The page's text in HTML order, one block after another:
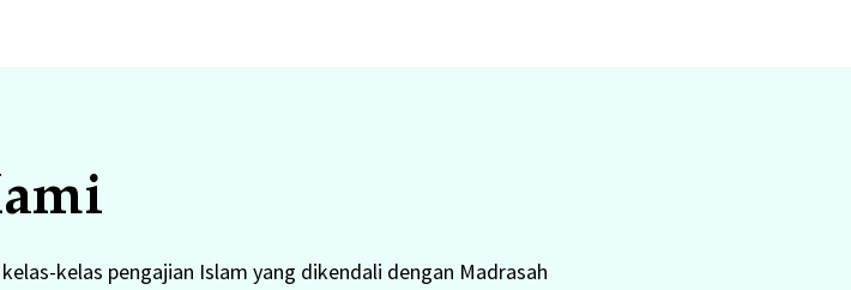
kelas pengajian Islam yang dikendali dengan Madrasah